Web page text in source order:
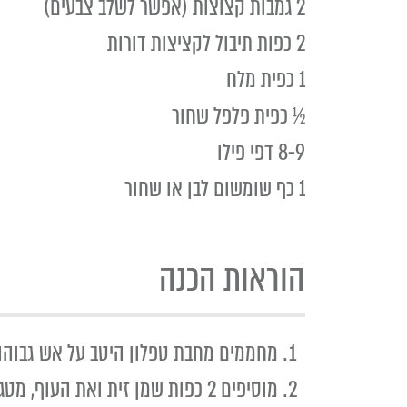
2 גמבות קצוצות (אפשר לשלב צבעים)
2 כפות תיבול לקציצות דורות
1 כפית מלח
½ כפית פלפל שחור
8-9 דפי פילו
1 כף שומשום לבן או שחור
הוראות הכנה
מחממים מחבת טפלון היטב על אש
מוסיפים 2 כפות שמן זית ואת העוף, מטגנים 2-3 דקות.